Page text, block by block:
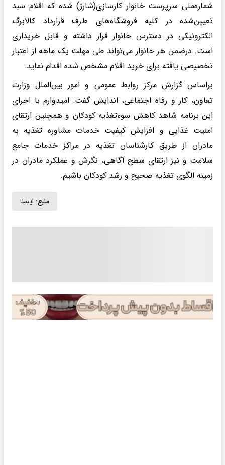
شماره‌ملی سرپرست خانوار کارسازی(شارژ) شده که اقلام سبد
تعیین‌شده در کلیه فروشگاه‌های طرف قرارداد کالابرگ
الکترونیکی در دسترس خانوار قرار داشته و قابل خریداری
است. درضمن هر خانوار می‌تواند طی مهلت یک ماهه از اعتبار
تخصیصی یافته برای خرید اقلام مشخص شده اقدام نماید.
براساس گزارش مرکز روابط عمومی و امور بین‌الملل وزارت
تعاون، کار و رفاه اجتماعی، اندایش گفت: امیدوارم با اجرای
این برنامه شاهد کاهش سوءتغذیه کودکان و همچنین ارتقای
امنیت غذایی و افزایش کیفیت خدمات مشاوره تغذیه به
مادران از طریق کارشناسان تغذیه در مراکز خدمات جامع
سلامت و نیز ارتقای سطح آگاهی، نگرش و عملکرد مادران در
زمینه الگوی تغذیه صحیح و رشد کودکان باشیم.
منبع: ايسنا